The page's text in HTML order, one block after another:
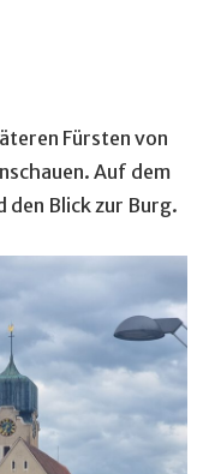
Fürsten von
Auf dem
den Blick zur Burg.